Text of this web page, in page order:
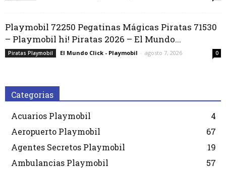
Playmobil 72250 Pegatinas Mágicas Piratas 71530
– Playmobil hi! Piratas 2026 – El Mundo...
Piratas Playmobil El Mundo Click - Playmobil - agosto 7, 2026 0
Categorias
Acuarios Playmobil
4
Aeropuerto Playmobil
67
Agentes Secretos Playmobil
19
Ambulancias Playmobil
57